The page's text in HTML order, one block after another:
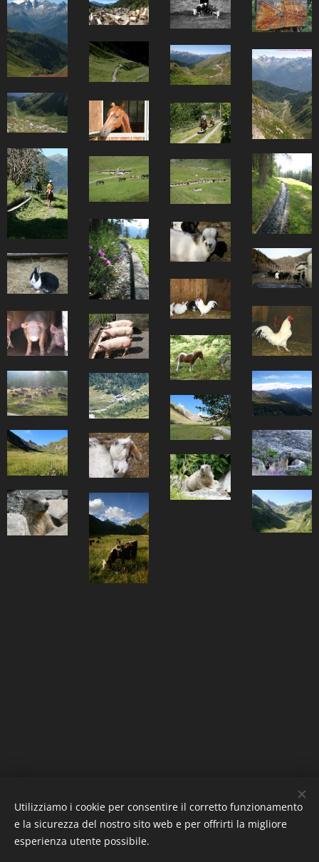
Utilizziamo i cookie per consentire il corretto funzionamento
e la sicurezza del nostro sito web e per offrirti la migliore
esperienza utente possibile.